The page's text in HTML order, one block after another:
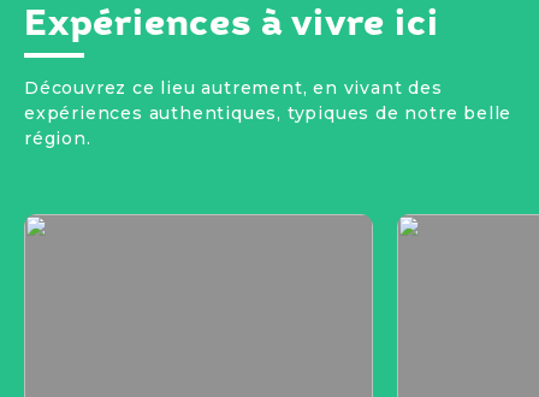
Expériences à vivre ici
Découvrez ce lieu autrement, en vivant des
expériences authentiques, typiques de notre belle
région.